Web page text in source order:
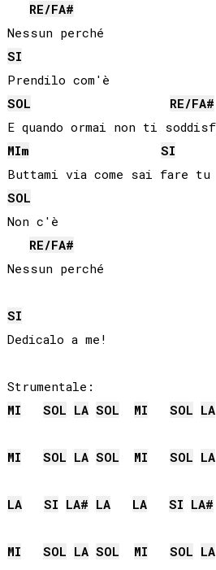
RE/FA#
SI
SOL
RE/FA#
MIm
SI
SOL
Non c'è
RE/FA#
SI
Dedicalo a me!
MI
SOL LA SOL MI SOL LA
MI SOL LA SOL MI SOL LA
LA SI LA# LA LA SI LA#
MI SOL LA SOL MI SOL LA